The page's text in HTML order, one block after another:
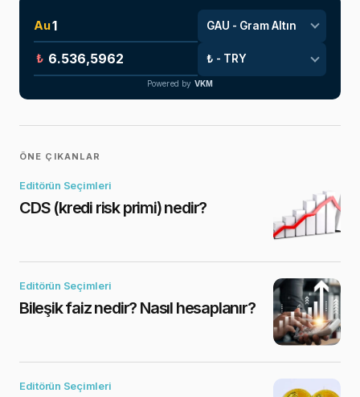
Au
₺
Powered by VKM
ÖNE ÇIKANLAR
Editörün Seçimleri
CDS (kredi risk primi) nedir?
Editörün Seçimleri
Bileşik faiz nedir? Nasıl hesaplanır?
Editörün Seçimleri